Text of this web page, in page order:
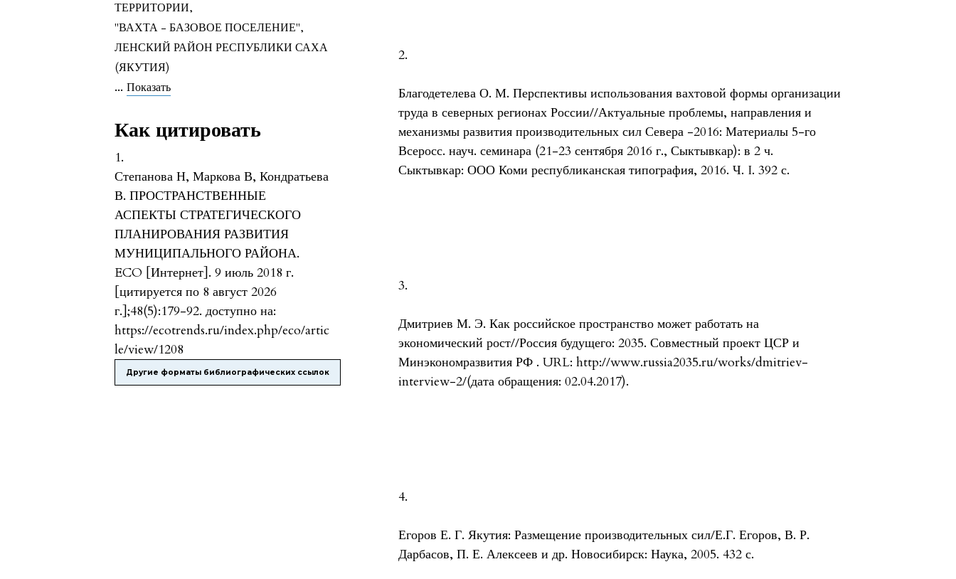
ТЕРРИТОРИИ,
"ВАХТА - БАЗОВОЕ ПОСЕЛЕНИЕ",
ЛЕНСКИЙ РАЙОН РЕСПУБЛИКИ САХА
(ЯКУТИЯ)
... Показать
Как цитировать
1.
Степанова Н, Маркова В, Кондратьева
В. ПРОСТРАНСТВЕННЫЕ
АСПЕКТЫ СТРАТЕГИЧЕСКОГО
ПЛАНИРОВАНИЯ РАЗВИТИЯ
МУНИЦИПАЛЬНОГО РАЙОНА.
ECO [Интернет]. 9 июль 2018 г.
[цитируется по 8 август 2026
г.];48(5):179-92. доступно на:
https://ecotrends.ru/index.php/eco/artic
le/view/1208
Другие форматы библиографических ссылок
2.
Благодетелева О. М. Перспективы использования вахтовой формы организации
труда в северных регионах России//Актуальные проблемы, направления и
механизмы развития производительных сил Севера -2016: Материалы 5-го
Всеросс. науч. семинара (21-23 сентября 2016 г., Сыктывкар): в 2 ч.
Сыктывкар: ООО Коми республиканская типография, 2016. Ч. I. 392 с.
3.
Дмитриев М. Э. Как российское пространство может работать на
экономический рост//Россия будущего: 2035. Совместный проект ЦСР и
Минэкономразвития РФ . URL: http://www.russia2035.ru/works/dmitriev-
interview-2/(дата обращения: 02.04.2017).
4.
Егоров Е. Г. Якутия: Размещение производительных сил/Е.Г. Егоров, В. Р.
Дарбасов, П. Е. Алексеев и др. Новосибирск: Наука, 2005. 432 с.